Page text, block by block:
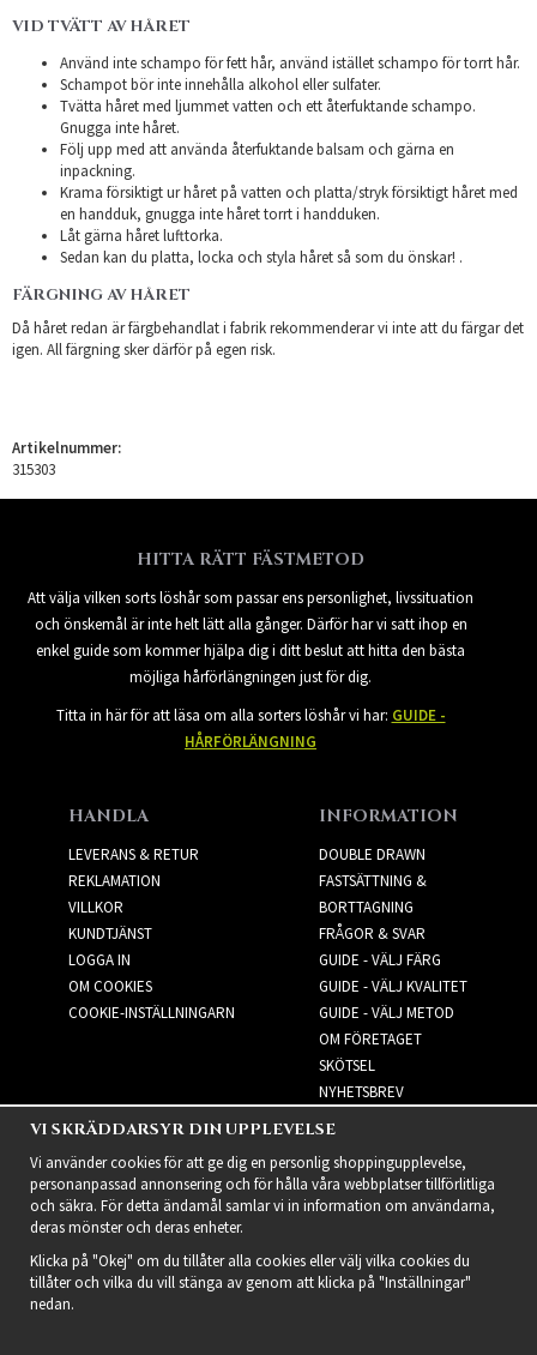
VID TVÄTT AV HÅRET
Använd inte schampo för fett hår, använd istället schampo för torrt hår.
Schampot bör inte innehålla alkohol eller sulfater.
Tvätta håret med ljummet vatten och ett återfuktande schampo.
Gnugga inte håret.
Följ upp med att använda återfuktande balsam och gärna en
inpackning.
Krama försiktigt ur håret på vatten och platta/stryk försiktigt håret med
en handduk, gnugga inte håret torrt i handduken.
Låt gärna håret lufttorka.
Sedan kan du platta, locka och styla håret så som du önskar! .
FÄRGNING AV HÅRET
Då håret redan är färgbehandlat i fabrik rekommenderar vi inte att du färgar det
igen. All färgning sker därför på egen risk.
Artikelnummer:
315303
HITTA RÄTT FÄSTMETOD
Att välja vilken sorts löshår som passar ens personlighet, livssituation
och önskemål är inte helt lätt alla gånger. Därför har vi satt ihop en
enkel guide som kommer hjälpa dig i ditt beslut att hitta den bästa
möjliga hårförlängningen just för dig.
Titta in här för att läsa om alla sorters löshår vi har: GUIDE -
HÅRFÖRLÄNGNING
HANDLA
LEVERANS & RETUR
REKLAMATION
VILLKOR
KUNDTJÄNST
LOGGA IN
OM COOKIES
COOKIE-INSTÄLLNINGARN
INFORMATION
DOUBLE DRAWN
FASTSÄTTNING &
BORTTAGNING
FRÅGOR & SVAR
GUIDE - VÄLJ FÄRG
GUIDE - VÄLJ KVALITET
GUIDE - VÄLJ METOD
OM FÖRETAGET
SKÖTSEL
NYHETSBREV
NYHETSBREV
VI SKRÄDDARSYR DIN UPPLEVELSE
Vi använder cookies för att ge dig en personlig shoppingupplevelse,
personanpassad annonsering och för hålla våra webbplatser tillförlitliga
och säkra. För detta ändamål samlar vi in information om användarna,
deras mönster och deras enheter.
Klicka på "Okej" om du tillåter alla cookies eller välj vilka cookies du
tillåter och vilka du vill stänga av genom att klicka på "Inställningar"
nedan.